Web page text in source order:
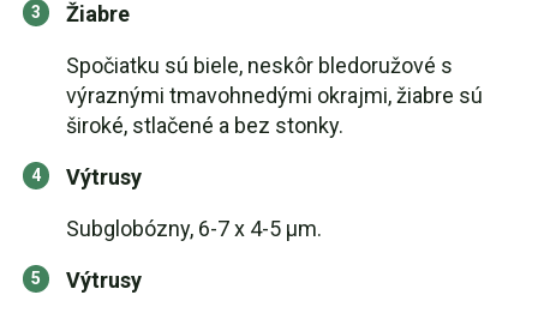
Žiabre
Spočiatku sú biele, neskôr bledoružové s
výraznými tmavohnedými okrajmi, žiabre sú
široké, stlačené a bez stonky.
Výtrusy
Subglobózny, 6-7 x 4-5 µm.
Výtrusy